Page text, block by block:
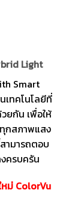
Light
Smart
ทคโนโลยีที่
ยกัน เพื่อให้
กสภาพแสง
ามารถตอบ
ครบครัน
ม่ ColorVu